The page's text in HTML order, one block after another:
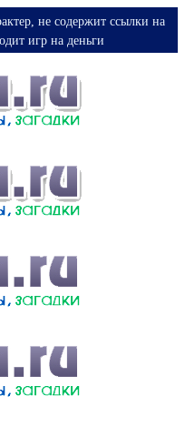
не содержит ссылки на
игр на деньги